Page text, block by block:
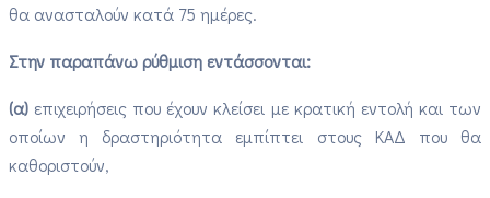
θα ανασταλούν κατά 75 ημέρες.
Στην παραπάνω ρύθμιση εντάσσονται:
(α) επιχειρήσεις που έχουν κλείσει με κρατική εντολή και των
οποίων η δραστηριότητα εμπίπτει στους ΚΑΔ που θα
καθοριστούν,